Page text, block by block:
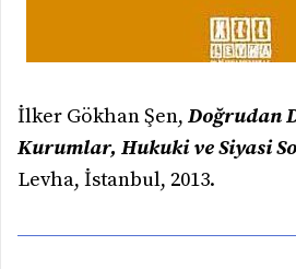
İlker Gökhan Şen, Doğrudan
Kurumlar, Hukuki ve Siyasi
Levha, İstanbul, 2013.